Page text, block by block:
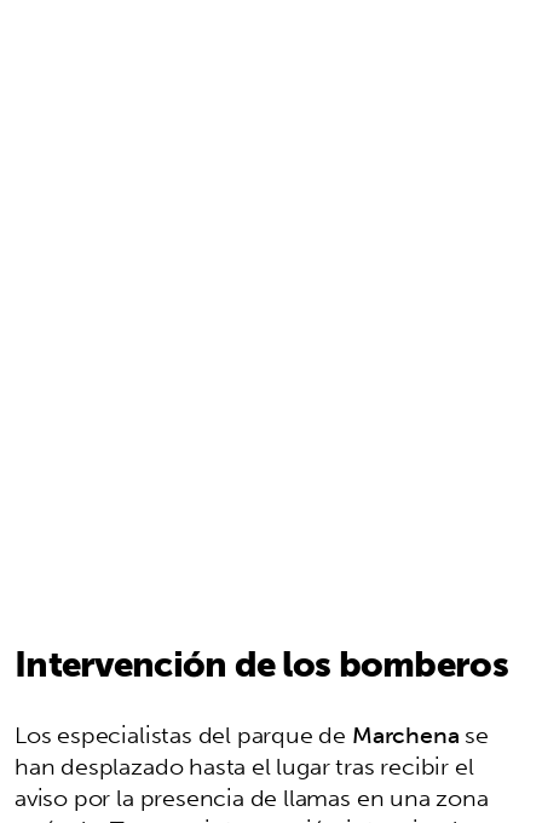
Intervención de los bomberos
Los especialistas del parque de Marchenase
han desplazado hasta el lugar tras recibir el
aviso por la presencia de llamas en una zona